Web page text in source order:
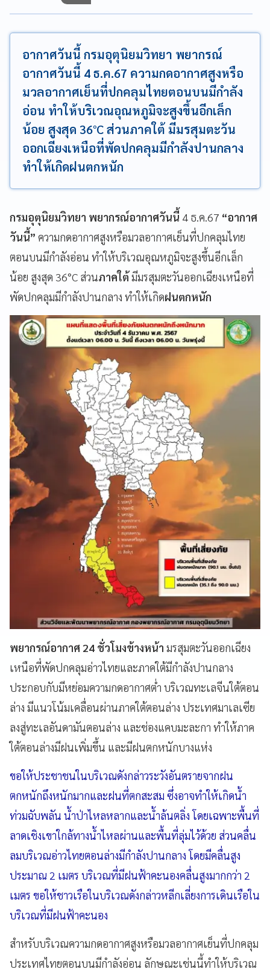
อากาศวันนี้ กรมอุตุนิยมวิทยา พยากรณ์
อากาศวันนี้ 4 ธ.ค.67 ความกดอากาศสูงหรือ
มวลอากาศเย็นที่ปกคลุมไทยตอนบนมีกำลัง
อ่อน ทำให้บริเวณอุณหภูมิจะสูงขึ้นอีกเล็ก
น้อย สูงสุด 36°C ส่วนภาคใต้ มีมรสุมตะวัน
ออกเฉียงเหนือที่พัดปกคลุมมีกำลังปานกลาง
ทำให้เกิดฝนตกหนัก
กรมอุตุนิยมวิทยา พยากรณ์อากาศวันนี้ 4 ธ.ค.67 “อากาศ
วันนี้” ความกดอากาศสูงหรือมวลอากาศเย็นที่ปกคลุมไทย
ตอนบนมีกำลังอ่อน ทำให้บริเวณอุณหภูมิจะสูงขึ้นอีกเล็ก
น้อย สูงสุด 36°C ส่วนภาคใต้มีมรสุมตะวันออกเฉียงเหนือที่
พัดปกคลุมมีกำลังปานกลาง ทำให้เกิดฝนตกหนัก
พยากรณ์อากาศ 24 ชั่วโมงข้างหน้า มรสุมตะวันออกเฉียง
เหนือที่พัดปกคลุมอ่าวไทยและภาคใต้มีกำลังปานกลาง
ประกอบกับมีหย่อมความกดอากาศต่ำ บริเวณทะเลจีนใต้ตอน
ล่าง มีแนวโน้มเคลื่อนผ่านภาคใต้ตอนล่าง ประเทศมาเลเซีย
ลงสู่ทะเลอันดามันตอนล่าง และช่องแคบมะละกา ทำให้ภาค
ใต้ตอนล่างมีฝนเพิ่มขึ้น และมีฝนตกหนักบางแห่ง
ขอให้ประชาชนในบริเวณดังกล่าวระวังอันตรายจากฝน
ตกหนักถึงหนักมากและฝนที่ตกสะสม ซึ่งอาจทำให้เกิดน้ำ
ท่วมฉับพลัน น้ำป่าไหลหลากและน้ำล้นตลิ่ง โดยเฉพาะพื้นที่
ลาดเชิงเขาใกล้ทางน้ำไหลผ่านและพื้นที่ลุ่มไว้ด้วย ส่วนคลื่น
ลมบริเวณอ่าวไทยตอนล่างมีกำลังปานกลาง โดยมีคลื่นสูง
ประมาณ 2 เมตร บริเวณที่มีฝนฟ้าคะนองคลื่นสูงมากกว่า 2
เมตร ขอให้ชาวเรือในบริเวณดังกล่าวหลีกเลี่ยงการเดินเรือใน
บริเวณที่มีฝนฟ้าคะนอง
สำหรับบริเวณความกดอากาศสูงหรือมวลอากาศเย็นที่ปกคลุม
ประเทศไทยตอนบนมีกำลังอ่อน ลักษณะเช่นนี้ทำให้บริเวณ